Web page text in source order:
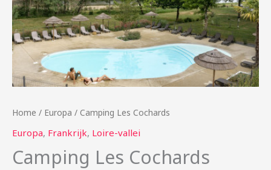
Home / Europa / Camping Les Cochards
Europa, Frankrijk, Loire-vallei
Camping Les Cochards